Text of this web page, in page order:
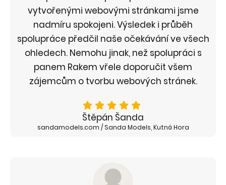
vytvořenými webovými stránkami jsme
nadmíru spokojeni. Výsledek i průběh
spolupráce předčil naše očekávání ve všech
ohledech. Nemohu jinak, než spolupráci s
panem Rakem vřele doporučit všem
zájemcům o tvorbu webových stránek.
Štěpán Šanda
sandamodels.com / Sanda Models, Kutná Hora